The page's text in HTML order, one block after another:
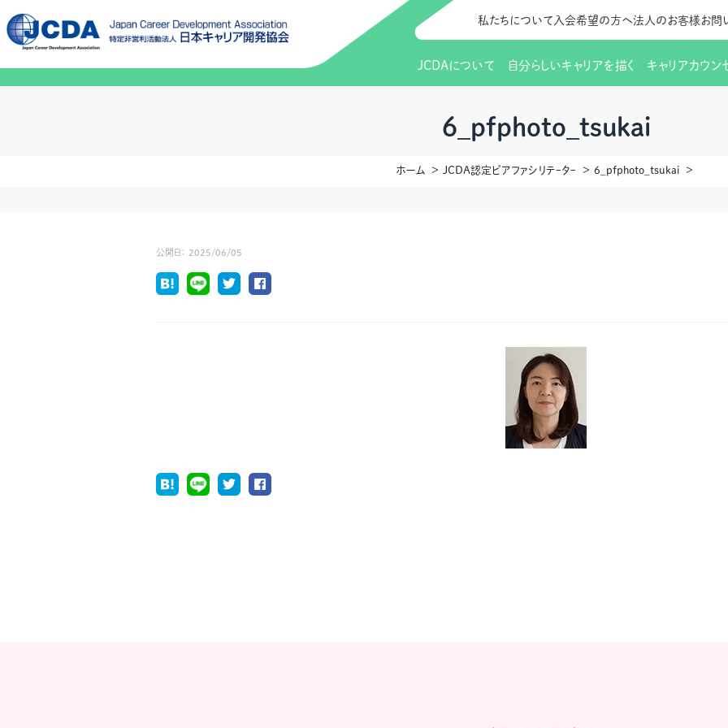
私たちについて 入会希望の方へ法人のお客様お問
JCDAについて
JCDAのビジョン
キャリア支援サービス
自分らしいキャリアを描く キャリアカウン
入会のご案内
支部のご紹介
研修情報（お知らせ）
（更新講習・スキルアップ）
ピアファシリテーター紹介
6_pfphoto_tsukai
ホーム JCDA認定ピアファシリテｰタｰ 6_pfphoto_tsukai
公開日： 2025/06/05